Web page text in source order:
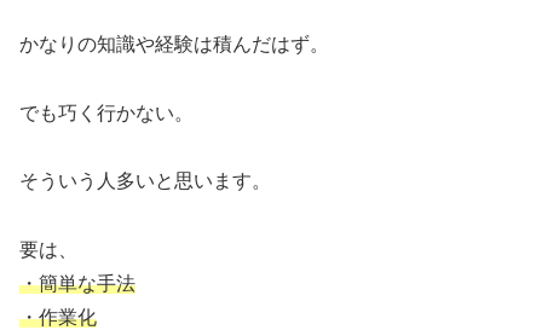
かなりの知識や経験は積んだはず。
でも巧く行かない。
そういう人多いと思います。
要は、
・簡単な手法
・作業化